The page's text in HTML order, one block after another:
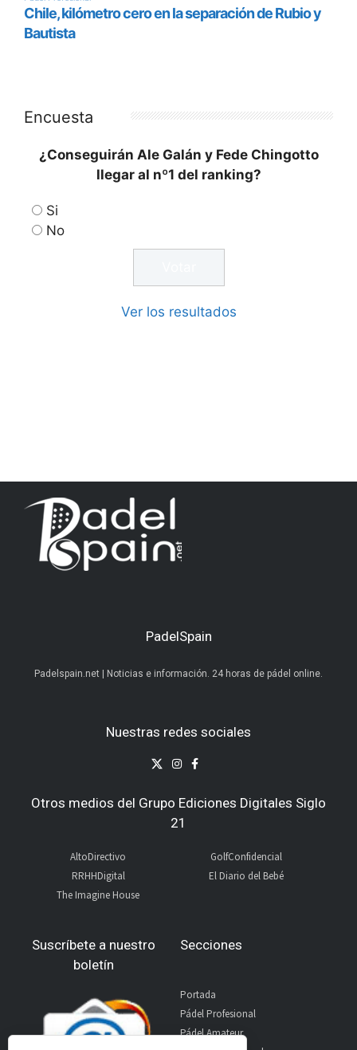
Encuesta
¿Conseguirán Ale Galán y Fede Chingotto
llegar al nº1 del ranking?
Si
No
Ver los resultados
PadelSpain
Padelspain.net | Noticias e información. 24 horas de pádel online.
Nuestras redes sociales
Otros medios del Grupo Ediciones Digitales Siglo
21
AltoDirectivo
RRHHDigital
The Imagine House
GolfConfidencial
El Diario del Bebé
Suscríbete a nuestro
boletín
Secciones
Portada
Pádel Profesional
Pádel Amateur